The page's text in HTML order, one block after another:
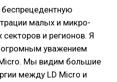
малых и микро-
и регионов. Я
огромным уважением
Мы видим большие
между LD Micro и